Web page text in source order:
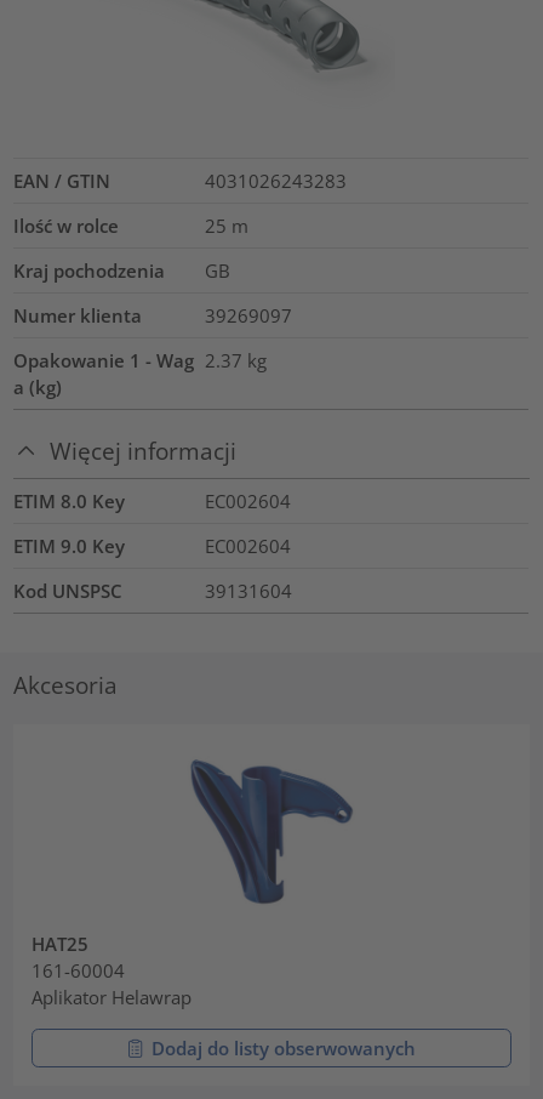
EAN / GTIN
4031026243283
Ilość w rolce
25 m
Kraj pochodzenia
GB
Numer klienta
39269097
Opakowanie 1 - Wag
a (kg)
2.37 kg
Więcej informacji
ETIM 8.0 Key
EC002604
ETIM 9.0 Key
EC002604
Kod UNSPSC
39131604
Akcesoria
HAT25
161-60004
Aplikator Helawrap
Dodaj do listy obserwowanych